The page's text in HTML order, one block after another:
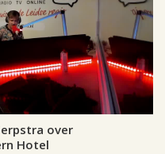
over
Hotel